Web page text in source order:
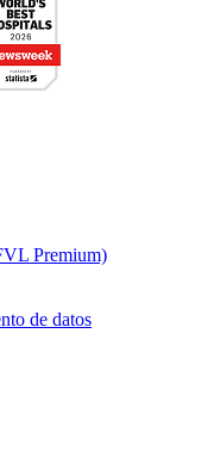
Premium)
de datos